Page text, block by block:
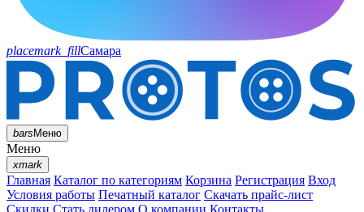
placemark_fillСамара
barsМеню
Меню
xmark
Главная Каталог по категориям Корзина Регистрация Вход
Условия работы Печатный каталог Скачать прайс-лист
Скидки Стать дилером О компании Контакты